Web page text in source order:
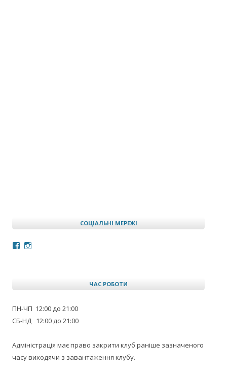
СОЦІАЛЬНІ МЕРЕЖІ
Facebook
Instagram
ЧАС РОБОТИ
ПН-ЧП 12:00 до 21:00
СБ-НД 12:00 до 21:00
Адміністрація має право закрити клуб раніше зазначеного
часу виходячи з завантаження клубу.